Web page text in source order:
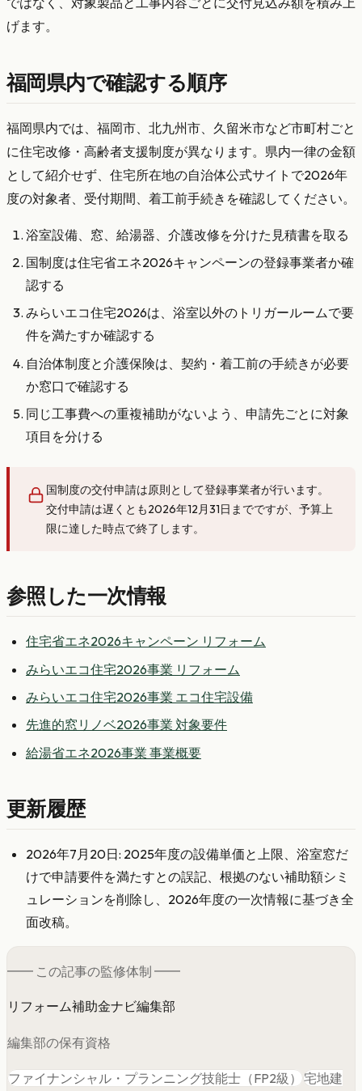
げます。
福岡県内で確認する順序
福岡県内では、福岡市、北九州市、久留米市など市町村ごと
に住宅改修・高齢者支援制度が異なります。県内一律の金額
として紹介せず、住宅所在地の自治体公式サイトで2026年
度の対象者、受付期間、着工前手続きを確認してください。
浴室設備、窓、給湯器、介護改修を分けた見積書を取る
国制度は住宅省エネ2026キャンペーンの登録事業者か確
認する
みらいエコ住宅2026は、浴室以外のトリガールームで要
件を満たすか確認する
自治体制度と介護保険は、契約・着工前の手続きが必要
か窓口で確認する
同じ工事費への重複補助がないよう、申請先ごとに対象
項目を分ける
国制度の交付申請は原則として登録事業者が行います。
交付申請は遅くとも2026年12月31日までですが、予算上
限に達した時点で終了します。
参照した一次情報
住宅省エネ2026キャンペーン リフォーム
みらいエコ住宅2026事業 リフォーム
みらいエコ住宅2026事業 エコ住宅設備
先進的窓リノベ2026事業 対象要件
給湯省エネ2026事業 事業概要
更新履歴
2026年7月20日: 2025年度の設備単価と上限、浴室窓だ
けで申請要件を満たすとの誤記、根拠のない補助額シミ
ュレーションを削除し、2026年度の一次情報に基づき全
面改稿。
━━ この記事の監修体制 ━━
リフォーム補助金ナビ編集部
編集部の保有資格
ファイナンシャル・プランニング技能士（FP2級）宅地建